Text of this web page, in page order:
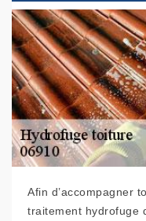
Afin d’accompagner
traitement hydrofuge